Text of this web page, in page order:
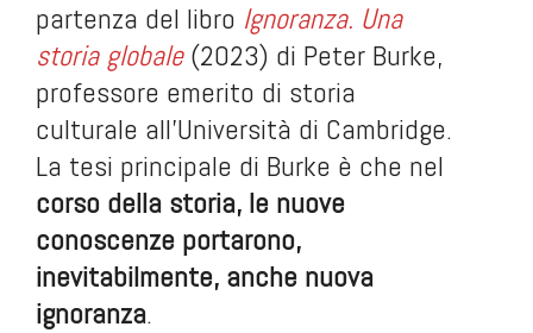
partenza del libro Ignoranza. Una
storia globale(2023) di Peter Burke,
professore emerito di storia
culturale all’Università di Cambridge.
La tesi principale di Burke è che nel
corso della storia, le nuove
conoscenze portarono,
inevitabilmente, anche nuova
ignoranza.